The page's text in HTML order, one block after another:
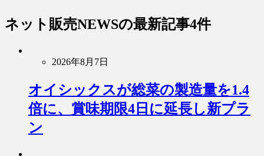
ネット販売NEWSの最新記事4件
2026年8月7日
オイシックスが総菜の製造量を1.4
倍に、賞味期限4日に延長し新プラ
ン